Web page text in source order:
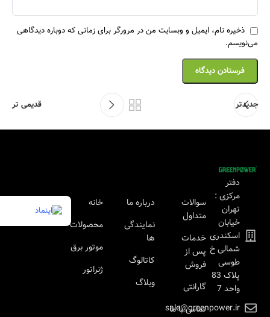
ذخیره نام، ایمیل و وبسایت من در مرورگر برای زمانی که دوباره دیدگاهی
می‌نویسم.
جدیدتر قدیمی تر
دفتر
مرکزی :
تهران
خیابان
اسکندری
شمالی خ
طوسی
پلاک 83
واحد 7
sale@greenpower.ir
سوالات
متداول
خدمات
پس از
فروش
گارانتی
تماس با ما
درباره ما
نمایندگی
ها
کاتالوگ
وبلاگ
خانه
محصولات
موتور برق
ژنراتور